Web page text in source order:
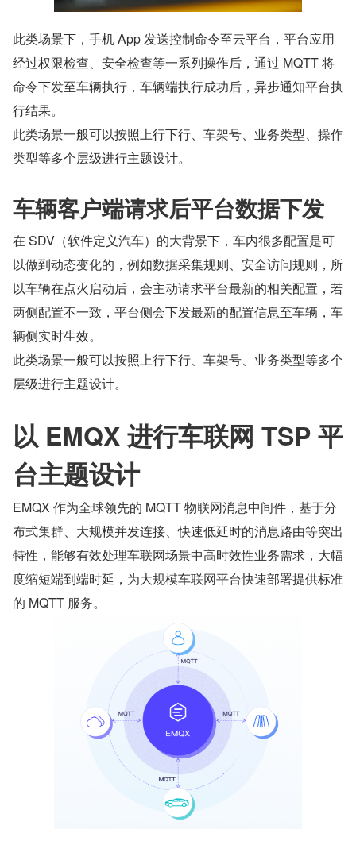
此类场景下，手机 App 发送控制命令至云平台，平台应用
经过权限检查、安全检查等一系列操作后，通过 MQTT 将
命令下发至车辆执行，车辆端执行成功后，异步通知平台执
行结果。
此类场景一般可以按照上行下行、车架号、业务类型、操作
类型等多个层级进行主题设计。
车辆客户端请求后平台数据下发
在 SDV（软件定义汽车）的大背景下，车内很多配置是可
以做到动态变化的，例如数据采集规则、安全访问规则，所
以车辆在点火启动后，会主动请求平台最新的相关配置，若
两侧配置不一致，平台侧会下发最新的配置信息至车辆，车
辆侧实时生效。
此类场景一般可以按照上行下行、车架号、业务类型等多个
层级进行主题设计。
以 EMQX 进行车联网 TSP 平
台主题设计
EMQX 作为全球领先的 MQTT 物联网消息中间件，基于分
布式集群、大规模并发连接、快速低延时的消息路由等突出
特性，能够有效处理车联网场景中高时效性业务需求，大幅
度缩短端到端时延，为大规模车联网平台快速部署提供标准
的 MQTT 服务。